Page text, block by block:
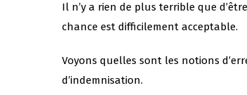
Il n’y a rien de plus terrible que
chance est difficilement acceptable.
Voyons quelles sont les notions
d’indemnisation.